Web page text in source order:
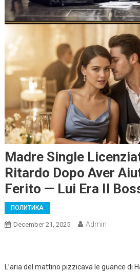
Madre Single
Ritardo Dopo Aver
Ferito — Lui Era Il
ПОЛИТИКА
December 21, 2025 Admin
L’aria del mattino pizzicava le guance di